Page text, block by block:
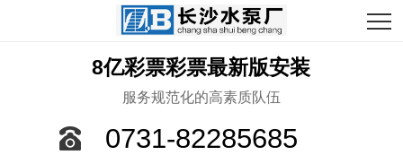
8亿彩票彩票最新版安装
服务规范化的高素质队伍
0731-82285685